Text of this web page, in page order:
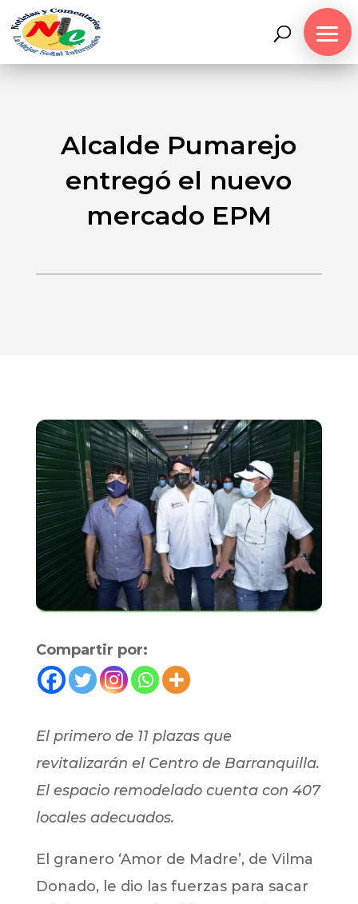
Alcalde Pumarejo
entregó el nuevo
mercado EPM
Compartir por:
El primero de 11 plazas que
revitalizarán el Centro de Barranquilla.
El espacio remodelado cuenta con 407
locales adecuados.
El granero ‘Amor de Madre’, de Vilma
Donado, le dio las fuerzas para sacar